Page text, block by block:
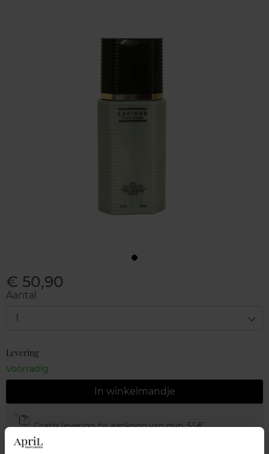
€ 50,90
Aantal
1
Levering
Voorradig
In winkelmandje
Gratis levering bij aankoop van min. 55€
Gratis retour in je winkelpunt